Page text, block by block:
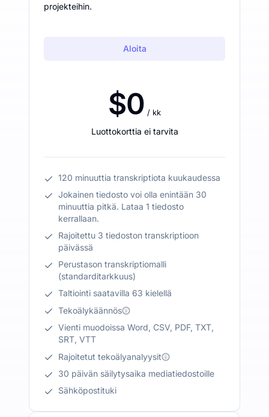
projekteihin.
Aloita
$0 / kk
Luottokorttia ei tarvita
120 minuuttia transkriptiota kuukaudessa
Jokainen tiedosto voi olla enintään 30
minuuttia pitkä. Lataa 1 tiedosto
kerrallaan.
Rajoitettu 3 tiedoston transkriptioon
päivässä
Perustason transkriptiomalli
(standarditarkkuus)
Taltiointi saatavilla 63 kielellä
Tekoälykäännös
Vienti muodoissa Word, CSV, PDF, TXT,
SRT, VTT
Rajoitetut tekoälyanalyysit
30 päivän säilytysaika mediatiedostoille
Sähköpostituki